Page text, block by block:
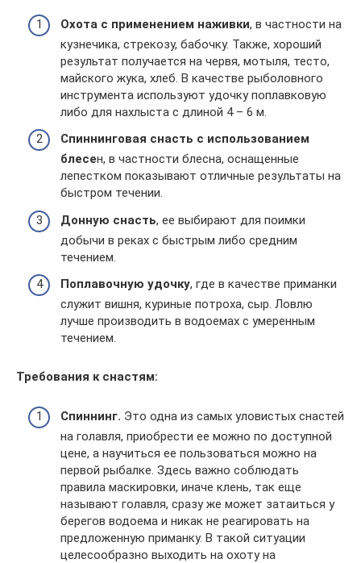
Охота с применением наживки, в частности на
кузнечика, стрекозу, бабочку. Также, хороший
результат получается на червя, мотыля, тесто,
майского жука, хлеб. В качестве рыболовного
инструмента используют удочку поплавковую
либо для нахлыста с длиной 4 – 6 м.
Спиннинговая снасть с использованием
блесен, в частности блесна, оснащенные
лепестком показывают отличные результаты на
быстром течении.
Донную снасть, ее выбирают для поимки
добычи в реках с быстрым либо средним
течением.
Поплавочную удочку, где в качестве приманки
служит вишня, куриные потроха, сыр. Ловлю
лучше производить в водоемах с умеренным
течением.
Требования к снастям:
Спиннинг. Это одна из самых уловистых снастей
на голавля, приобрести ее можно по доступной
цене, а научиться ее пользоваться можно на
первой рыбалке. Здесь важно соблюдать
правила маскировки, иначе клень, так еще
называют голавля, сразу же может затаиться у
берегов водоема и никак не реагировать на
предложенную приманку. В такой ситуации
целесообразно выходить на охоту на